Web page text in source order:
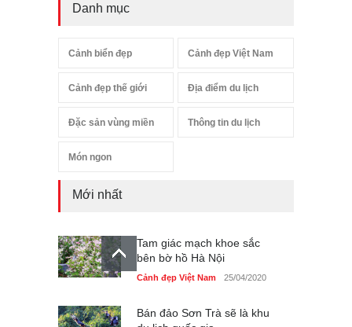
Danh mục
Cảnh biển đẹp Cảnh đẹp Việt Nam
Cảnh đẹp thế giới Địa điểm du lịch
Đặc sản vùng miền Thông tin du lịch
Món ngon
Mới nhất
Tam giác mạch khoe sắc
bên bờ hồ Hà Nội
Cảnh đẹp Việt Nam 25/04/2020
Bán đảo Sơn Trà sẽ là khu